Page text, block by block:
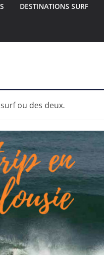
DESTINATIONS SURF
ou des deux.